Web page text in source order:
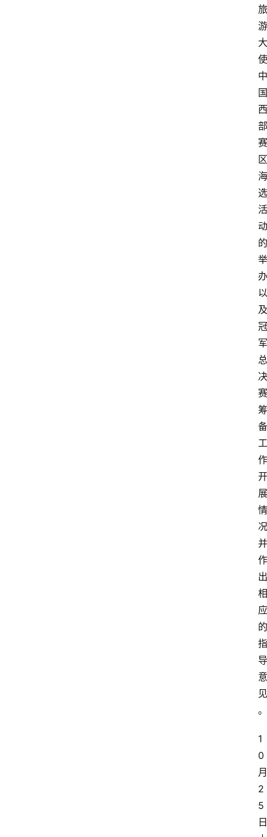
旅
游
大
使
中
国
西
部
赛
区
海
选
活
动
的
举
办
以
及
冠
军
总
决
赛
筹
备
工
作
开
展
情
况
并
作
出
相
应
的
指
导
意
见
。
1
0
月
2
5
日